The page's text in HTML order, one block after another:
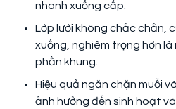
nhanh xuống cấp.
Lớp lưới không chắc chắn,
xuống, nghiêm trọng hơn là
phần khung.
Hiệu quả ngăn chặn muỗi
ảnh hưởng đến sinh hoạt